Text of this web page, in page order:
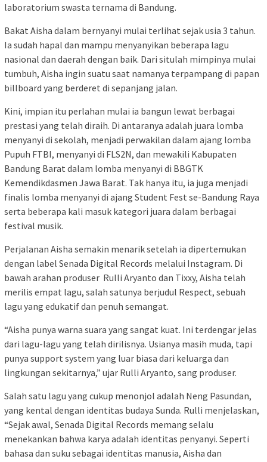
laboratorium swasta ternama di Bandung.
Bakat Aisha dalam bernyanyi mulai terlihat sejak usia 3 tahun.
Ia sudah hapal dan mampu menyanyikan beberapa lagu
nasional dan daerah dengan baik. Dari situlah mimpinya mulai
tumbuh, Aisha ingin suatu saat namanya terpampang di papan
billboard yang berderet di sepanjang jalan.
Kini, impian itu perlahan mulai ia bangun lewat berbagai
prestasi yang telah diraih. Di antaranya adalah juara lomba
menyanyi di sekolah, menjadi perwakilan dalam ajang lomba
Pupuh FTBI, menyanyi di FLS2N, dan mewakili Kabupaten
Bandung Barat dalam lomba menyanyi di BBGTK
Kemendikdasmen Jawa Barat. Tak hanya itu, ia juga menjadi
finalis lomba menyanyi di ajang Student Fest se-Bandung Raya
serta beberapa kali masuk kategori juara dalam berbagai
festival musik.
Perjalanan Aisha semakin menarik setelah ia dipertemukan
dengan label Senada Digital Records melalui Instagram. Di
bawah arahan produser Rulli Aryanto dan Tixxy, Aisha telah
merilis empat lagu, salah satunya berjudul Respect, sebuah
lagu yang edukatif dan penuh semangat.
“Aisha punya warna suara yang sangat kuat. Ini terdengar jelas
dari lagu-lagu yang telah dirilisnya. Usianya masih muda, tapi
punya support system yang luar biasa dari keluarga dan
lingkungan sekitarnya,” ujar Rulli Aryanto, sang produser.
Salah satu lagu yang cukup menonjol adalah Neng Pasundan,
yang kental dengan identitas budaya Sunda. Rulli menjelaskan,
“Sejak awal, Senada Digital Records memang selalu
menekankan bahwa karya adalah identitas penyanyi. Seperti
bahasa dan suku sebagai identitas manusia, Aisha dan